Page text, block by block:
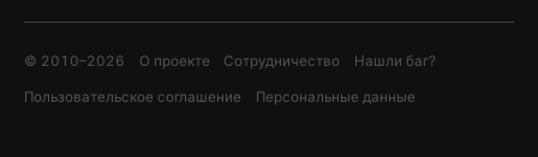
© 2010–2026 О проекте Сотрудничество Нашли баг?
Пользовательское соглашение Персональные данные